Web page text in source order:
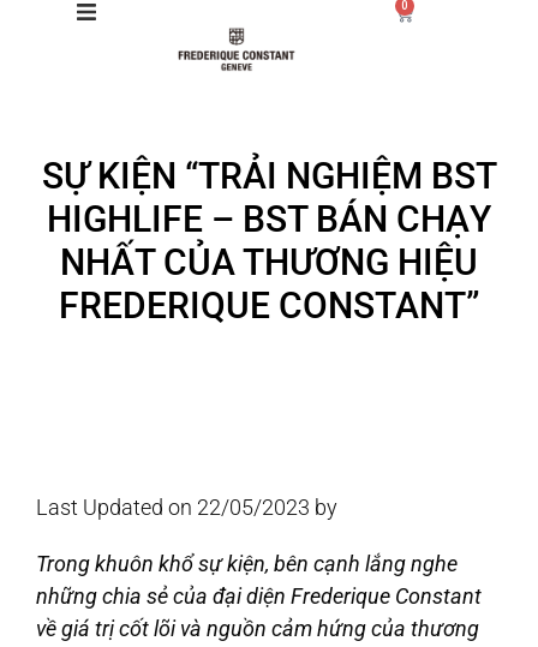
Manufacture
Sản phẩm
Bộ sưu tập
0
SỰ KIỆN “TRẢI NGHIỆM BST
HIGHLIFE – BST BÁN CHẠY
NHẤT CỦA THƯƠNG HIỆU
FREDERIQUE CONSTANT”
Last Updated on 22/05/2023 by
Trong khuôn khổ sự kiện, bên cạnh lắng nghe
những chia sẻ của đại diện Frederique Constant
về giá trị cốt lõi và nguồn cảm hứng của thương